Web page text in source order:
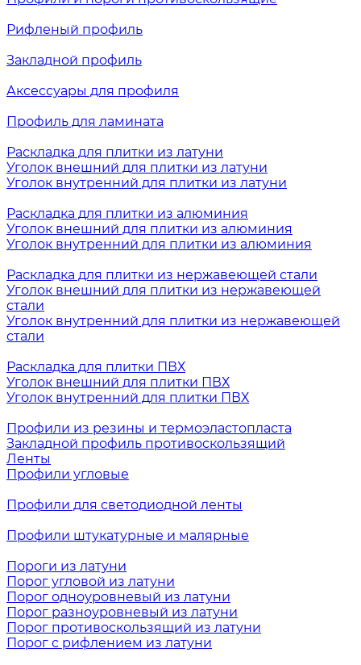
Рифленый профиль
Закладной профиль
Аксессуары для профиля
Профиль для ламината
Раскладка для плитки из латуни
Уголок внешний для плитки из латуни
Уголок внутренний для плитки из латуни
Раскладка для плитки из алюминия
Уголок внешний для плитки из алюминия
Уголок внутренний для плитки из алюминия
Раскладка для плитки из нержавеющей стали
Уголок внешний для плитки из нержавеющей
стали
Уголок внутренний для плитки из нержавеющей
стали
Раскладка для плитки ПВХ
Уголок внешний для плитки ПВХ
Уголок внутренний для плитки ПВХ
Профили из резины и термоэластопласта
Закладной профиль противоскользящий
Ленты
Профили угловые
Профили для светодиодной ленты
Профили штукатурные и малярные
Пороги из латуни
Порог угловой из латуни
Порог одноуровневый из латуни
Порог разноуровневый из латуни
Порог противоскользящий из латуни
Порог с рифлением из латуни